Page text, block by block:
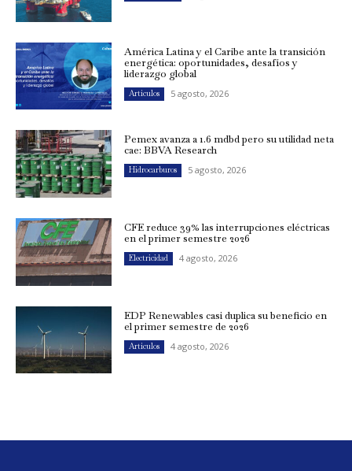
América Latina y el Caribe ante la transición
energética: oportunidades, desafíos y
liderazgo global
Artículos 5 agosto, 2026
Pemex avanza a 1.6 mdbd pero su utilidad neta
cae: BBVA Research
Hidrocarburos 5 agosto, 2026
CFE reduce 39% las interrupciones eléctricas
en el primer semestre 2026
Electricidad 4 agosto, 2026
EDP Renewables casi duplica su beneficio en
el primer semestre de 2026
Artículos 4 agosto, 2026